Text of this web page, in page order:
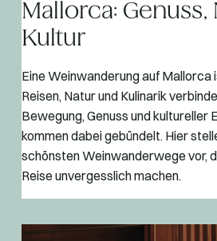
Mallorca: Genuss,
Kultur
Eine Weinwanderung auf Mallorca
Reisen, Natur und Kulinarik
Bewegung, Genuss und kultureller
kommen dabei gebündelt. Hier
schönsten Weinwanderwege vor,
Reise unvergesslich machen.